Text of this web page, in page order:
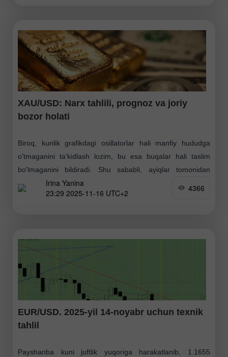
XAU/USD: Narx tahlili, prognoz va joriy
bozor holati
Biroq, kunlik grafikdagi osillatorlar hali manfiy hududga
o'tmaganini ta'kidlash lozim, bu esa buqalar hali taslim
bo'lmaganini bildiradi. Shu sababli, ayiqlar tomonidan
ehtiyotkorlik zarur. Eng yaqin qo'llab-quvvatlash darajasi
$4,075 da joylashgan
Irina Yanina
23:29 2025-11-16 UTC+2
4366
EUR/USD. 2025-yil 14-noyabr uchun texnik
tahlil
Payshanba kuni juftlik yuqoriga harakatlanib, 1.1655